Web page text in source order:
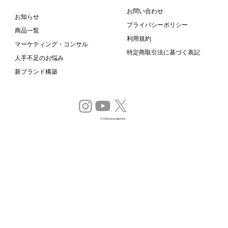
やることは2つだけ！Instagramで人気投稿を増や
すための効果的な戦略
お知らせ
商品一覧
マーケティング・コンサル
人手不足のお悩み
新ブランド構築
お問い合わせ
プライバシーポリシー
利用規約
特定商取引法に基づく表記
© 2026 InnovatIon Inc.